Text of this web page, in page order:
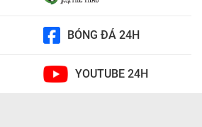
BÓNG ĐÁ 24H
YOUTUBE 24H